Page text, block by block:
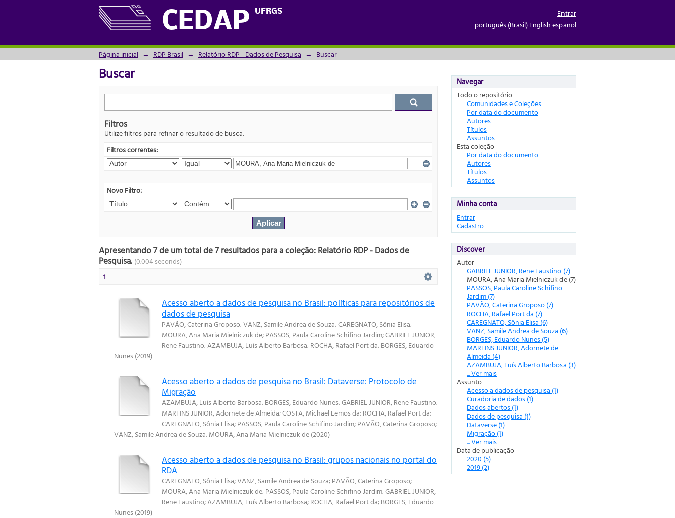
CEDAP UFRGS
Buscar
Entrar
português (Brasil)Englishespañol
Página inicial → RDP Brasil → Relatório RDP - Dados de Pesquisa → Buscar
Buscar
Filtros
Utilize filtros para refinar o resultado de busca.
Filtros correntes:
Novo Filtro:
Apresentando 7 de um total de 7 resultados para a coleção: Relatório RDP - Dados de
Pesquisa. (0.004 seconds)
1
Acesso aberto a dados de pesquisa no Brasil: políticas para repositórios de
dados de pesquisa
PAVÃO, Caterina Groposo;VANZ, Samile Andrea de Souza;CAREGNATO, Sônia Elisa;
MOURA, Ana Maria Mielniczuk de;PASSOS, Paula Caroline Schifino Jardim;GABRIEL JUNIOR,
Rene Faustino;AZAMBUJA, Luís Alberto Barbosa;ROCHA, Rafael Port da;BORGES, Eduardo
Nunes(2019)
Acesso aberto a dados de pesquisa no Brasil: Dataverse: Protocolo de
Migração
AZAMBUJA, Luís Alberto Barbosa;BORGES, Eduardo Nunes;GABRIEL JUNIOR, Rene Faustino;
MARTINS JUNIOR, Adornete de Almeida;COSTA, Michael Lemos da;ROCHA, Rafael Port da;
CAREGNATO, Sônia Elisa;PASSOS, Paula Caroline Schifino Jardim;PAVÃO, Caterina Groposo;
VANZ, Samile Andrea de Souza;MOURA, Ana Maria Mielniczuk de(2020)
Acesso aberto a dados de pesquisa no Brasil: grupos nacionais no portal do
RDA
CAREGNATO, Sônia Elisa;VANZ, Samile Andrea de Souza;PAVÃO, Caterina Groposo;
MOURA, Ana Maria Mielniczuk de;PASSOS, Paula Caroline Schifino Jardim;GABRIEL JUNIOR,
Rene Faustino;AZAMBUJA, Luís Alberto Barbosa;ROCHA, Rafael Port da;BORGES, Eduardo
Nunes(2019)
Navegar
Todo o repositório
Comunidades e Coleções
Por data do documento
Autores
Títulos
Assuntos
Esta coleção
Por data do documento
Autores
Títulos
Assuntos
Minha conta
Entrar
Cadastro
Discover
Autor
GABRIEL JUNIOR, Rene Faustino (7)
MOURA, Ana Maria Mielniczuk de (7)
PASSOS, Paula Caroline Schifino
Jardim (7)
PAVÃO, Caterina Groposo (7)
ROCHA, Rafael Port da (7)
CAREGNATO, Sônia Elisa (6)
VANZ, Samile Andrea de Souza (6)
BORGES, Eduardo Nunes (5)
MARTINS JUNIOR, Adornete de
Almeida (4)
AZAMBUJA, Luís Alberto Barbosa (3)
... Ver mais
Assunto
Acesso a dados de pesquisa (1)
Curadoria de dados (1)
Dados abertos (1)
Dados de pesquisa (1)
Dataverse (1)
Migração (1)
... Ver mais
Data de publicação
2020 (5)
2019 (2)